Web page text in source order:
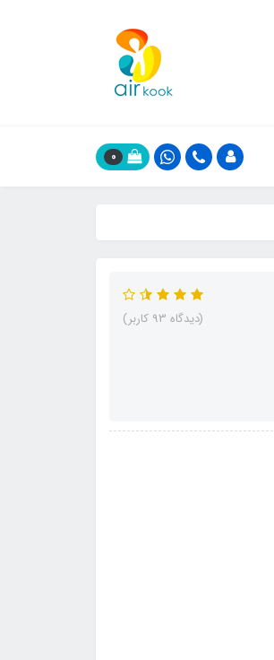
0
(دیدگاه 93 کاربر)